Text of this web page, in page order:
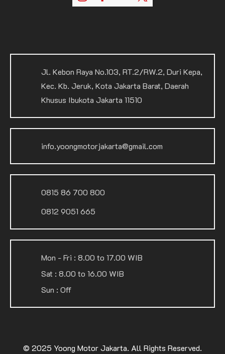
Jl. Kebon Raya No.103, RT.2/RW.2, Duri Kepa,
Kec. Kb. Jeruk, Kota Jakarta Barat, Daerah
Khusus Ibukota Jakarta 11510
info.yoongmotorjakarta@gmail.com
0815 86 700 800
0812 9051 665
Mon - Fri : 8.00 to 17.00 WIB
Sat : 8.00 to 16.00 WIB
Sun : Off
© 2025 Yoong Motor Jakarta. All Rights Reserved.